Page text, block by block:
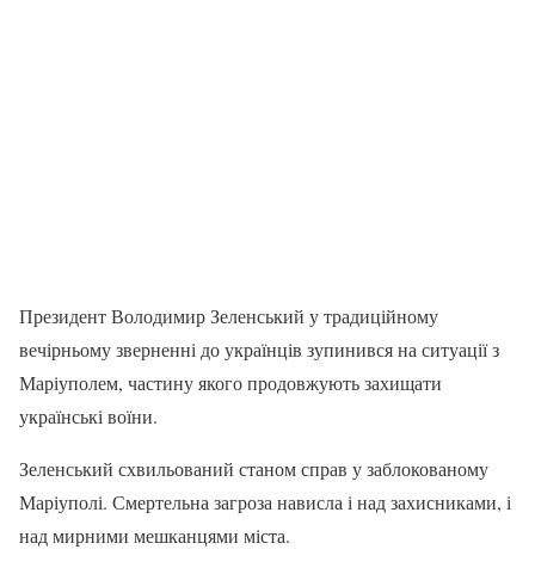
Президент Володимир Зеленський у традиційному
вечірньому зверненні до українців зупинився на ситуації з
Маріуполем, частину якого продовжують захищати
українські воїни.
Зеленський схвильований станом справ у заблокованому
Маріуполі. Смертельна загроза нависла і над захисниками, і
над мирними мешканцями міста.